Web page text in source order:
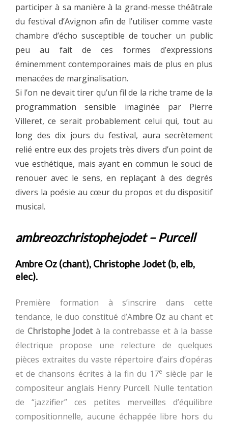
participer à sa manière à la grand-messe théâtrale
du festival d’Avignon afin de l’utiliser comme vaste
chambre d’écho susceptible de toucher un public
peu au fait de ces formes d’expressions
éminemment contemporaines mais de plus en plus
menacées de marginalisation.
Si l’on ne devait tirer qu’un fil de la riche trame de la
programmation sensible imaginée par Pierre
Villeret, ce serait probablement celui qui, tout au
long des dix jours du festival, aura secrètement
relié entre eux des projets très divers d’un point de
vue esthétique, mais ayant en commun le souci de
renouer avec le sens, en replaçant à des degrés
divers la poésie au cœur du propos et du dispositif
musical.
ambreozchristophejodet – Purcell
Ambre Oz (chant), Christophe Jodet (b, elb,
elec).
Première formation à s’inscrire dans cette
tendance, le duo constitué d’Ambre Oz au chant et
de Christophe Jodetà la contrebasse et à la basse
électrique propose une relecture de quelques
pièces extraites du vaste répertoire d’airs d’opéras
et de chansons écrites à la fin du 17e siècle par le
compositeur anglais Henry Purcell. Nulle tentation
de “jazzifier” ces petites merveilles d’équilibre
compositionnelle, aucune échappée libre hors du